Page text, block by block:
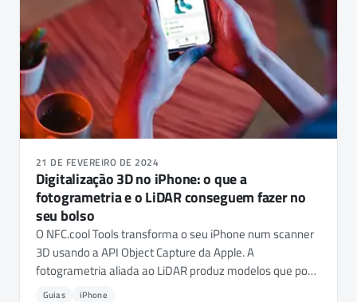
21 DE FEVEREIRO DE 2024
Digitalização 3D no iPhone: o que a
fotogrametria e o LiDAR conseguem fazer no
seu bolso
O NFC.cool Tools transforma o seu iPhone num scanner
3D usando a API Object Capture da Apple. A
fotogrametria aliada ao LiDAR produz modelos que pode
exportar para .stl, .obj, .usdz - prontos para impressão
Guias iPhone